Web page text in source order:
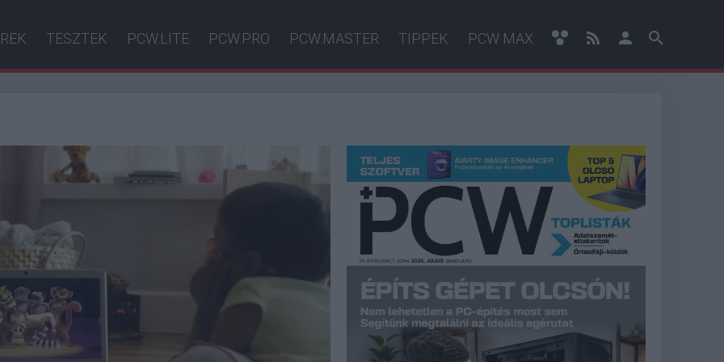
TESZTEK PCW.LITE PCW.PRO PCW.MASTER TIPPEK PCW MAX